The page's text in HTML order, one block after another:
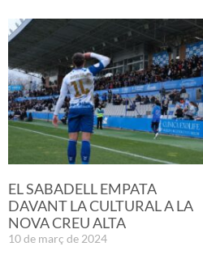
EL SABADELL EMPATA
DAVANT LA CULTURAL A LA
NOVA CREU ALTA
10 de març de 2024